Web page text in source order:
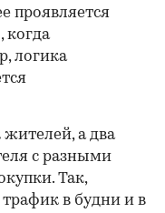
проявляется
когда
логика
жителей, а два
с разными
Так,
в будни и в